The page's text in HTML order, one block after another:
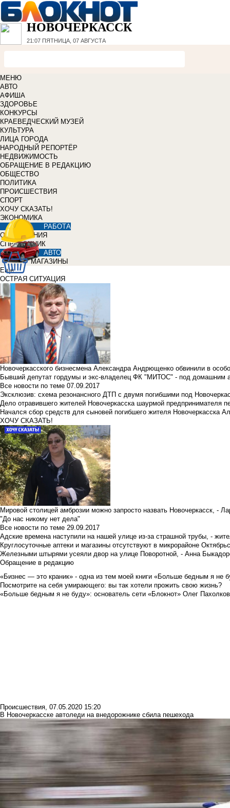
НОВОЧЕРКАССК
21:07 ПЯТНИЦА, 07 АВГУСТА
МЕНЮ
АВТО
АФИША
ЗДОРОВЬЕ
КОНКУРСЫ
КРАЕВЕДЧЕСКИЙ МУЗЕЙ
КУЛЬТУРА
ЛИЦА ГОРОДА
НАРОДНЫЙ РЕПОРТЁР
НЕДВИЖИМОСТЬ
ОБРАЩЕНИЕ В РЕДАКЦИЮ
ОБЩЕСТВО
ПОЛИТИКА
ПРОИСШЕСТВИЯ
СПОРТ
ХОЧУ СКАЗАТЬ!
ЭКОНОМИКА
РАБОТА
ОБЪЯВЛЕНИЯ
СПРАВОЧНИК
АВТО
МАГАЗИНЫ
Еще
ОСТРАЯ СИТУАЦИЯ
Новочеркасского бизнесмена Александра Андрющенко обвинили в
Бывший депутат гордумы и экс-владелец ФК "МИТОС" - под домашним
Все новости по теме 07.09.2017
Эксклюзив: схема резонансного ДТП с двумя погибшими под
Дело отравившего жителей Новочеркасска шаурмой предпринимателя
Начался сбор средств для сыновей погибшего жителя Новочеркасска
ХОЧУ СКАЗАТЬ!
Мировой столицей амброзии можно запросто назвать Новочеркасск, -
"До нас никому нет дела"
Все новости по теме 29.09.2017
Адские времена наступили на нашей улице из-за страшной трубы, -
Круглосуточные аптеки и магазины отсутствуют в микрорайоне
Железными штырями усеяли двор на улице Поворотной, - Анна
Обращение в редакцию
«Бизнес — это краник» - одна из тем моей книги «Больше бедным я не
Посмотрите на себя умирающего: вы так хотели прожить свою жизнь?
«Больше бедным я не буду»: основатель сети «Блокнот» Олег Пахолков
Происшествия, 07.05.2020 15:20
В Новочеркасске автоледи на внедорожнике сбила пешехода